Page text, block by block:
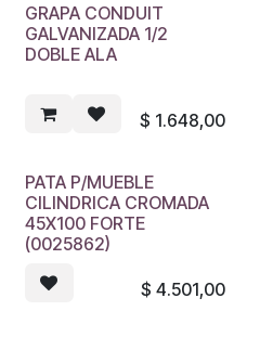
GRAPA CONDUIT
GALVANIZADA 1/2
DOBLE ALA
$ 1.648,00
PATA P/MUEBLE
CILINDRICA CROMADA
45X100 FORTE
(0025862)
$ 4.501,00